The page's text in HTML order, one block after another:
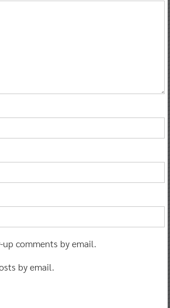
comments by email.
by email.